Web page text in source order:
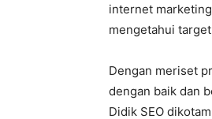
internet
mengetahui
Dengan meriset
dengan baik dan
Didik SEO